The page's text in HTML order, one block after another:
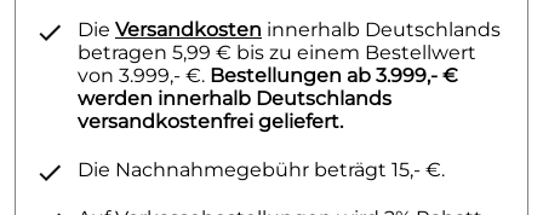
Die Versandkosten innerhalb Deutschlands
betragen 5,99 € bis zu einem Bestellwert
von 3.999,- €. Bestellungen ab 3.999,- €
werden innerhalb Deutschlands
versandkostenfrei geliefert.
Die Nachnahmegebühr beträgt 15,- €.